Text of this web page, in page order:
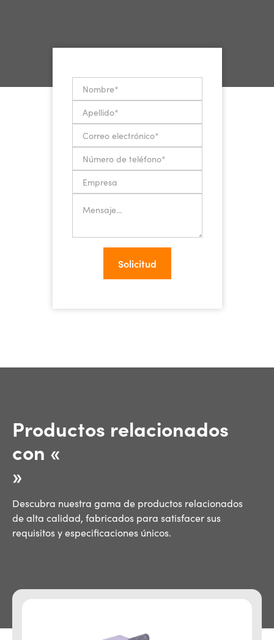
Productos relacionados
con «
»
Descubra nuestra gama de productos relacionados
de alta calidad, fabricados para satisfacer sus
requisitos y especificaciones únicos.